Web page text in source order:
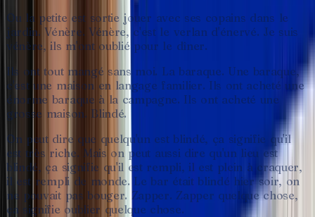
Ou
la petite est sortie jouer avec ses copains dans le
jardin. Vénère. Vénère, c'est le verlan d'énervé. Je suis
vénère, ils m'ont oublié pour le dîner.
Ils
ont tout mangé sans moi. La baraque. Une baraque,
c'est une maison en langage familier. Ils ont acheté une
énorme baraque à la campagne. Ils ont acheté une
grosse maison. Blindé.
On peut dire que quelqu'un est blindé, ça signifie qu'il
est très riche. Mais on peut aussi dire qu'un lieu est
blindé, ça signifie qu'il est rempli, il est plein à craquer,
il est rempli de monde. Le bar était blindé hier soir, on
ne
pouvait pas bouger. Zapper. Zapper quelque chose,
ça signifie oublier quelque chose.